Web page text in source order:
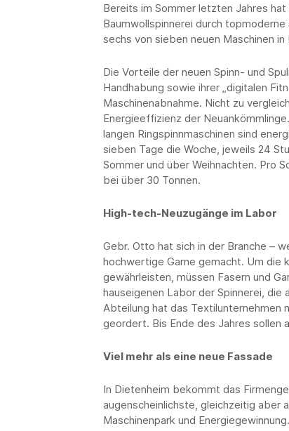
Bereits im Sommer letzten Jahres
Baumwollspinnerei durch
sechs von sieben neuen Maschinen
Die Vorteile der neuen Spinn- und
Handhabung sowie ihrer „digitalen
Maschinenabnahme. Nicht zu
Energieeffizienz der
langen Ringspinnmaschinen sind
sieben Tage die Woche, jeweils 24
Sommer und über Weihnachten. Pro
bei über 30 Tonnen.
High-tech-Neuzugänge im Labor
Gebr. Otto hat sich in der Branche –
hochwertige Garne gemacht. Um die
gewährleisten, müssen Fasern und
hauseigenen Labor der Spinnerei,
Abteilung hat das
geordert. Bis Ende des Jahres sollen
Viel mehr als eine neue Fassade
In Dietenheim bekommt das
augenscheinlichste, gleichzeitig aber
Maschinenpark und Energiegewinnung.